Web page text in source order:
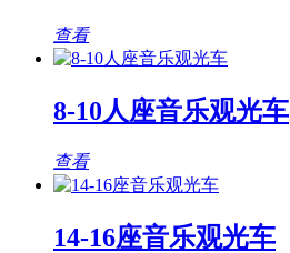
查看
8-10人座音乐观光车
查看
14-16座音乐观光车